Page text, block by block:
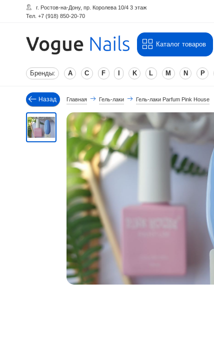
г. Ростов-на-Дону, пр. Королева 10/4 3 этаж
Тел. +7 (918) 850-20-70
Каталог товаров
Бренды: A C F K L M N P
Назад Главная Гель-лаки Гель-лаки Parfum Pink House